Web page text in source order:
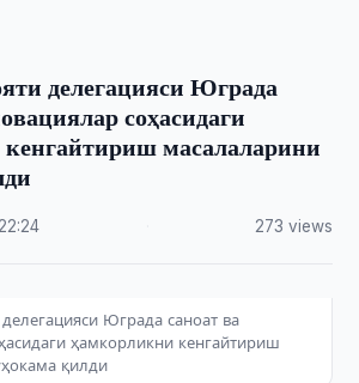
делегацияси Юграда
соҳасидаги
масалаларини
22:24 273 views
Юграда саноат ва
ҳамкорликни кенгайтириш
қилди